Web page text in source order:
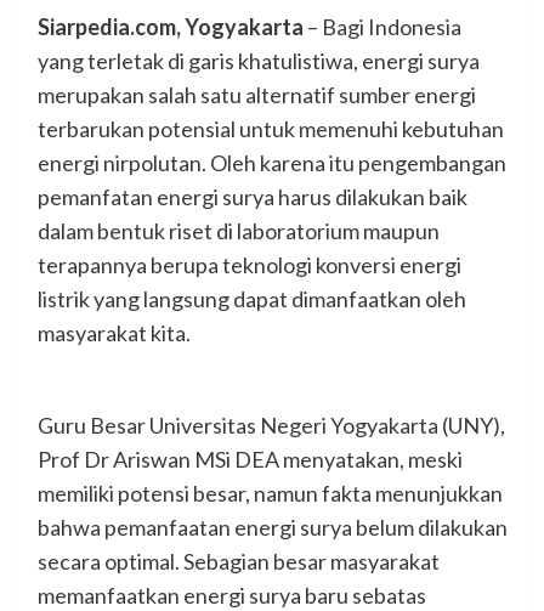
Siarpedia.com, Yogyakarta – Bagi Indonesia
yang terletak di garis khatulistiwa, energi surya
merupakan salah satu alternatif sumber energi
terbarukan potensial untuk memenuhi kebutuhan
energi nirpolutan. Oleh karena itu pengembangan
pemanfatan energi surya harus dilakukan baik
dalam bentuk riset di laboratorium maupun
terapannya berupa teknologi konversi energi
listrik yang langsung dapat dimanfaatkan oleh
masyarakat kita.
Guru Besar Universitas Negeri Yogyakarta (UNY),
Prof Dr Ariswan MSi DEA menyatakan, meski
memiliki potensi besar, namun fakta menunjukkan
bahwa pemanfaatan energi surya belum dilakukan
secara optimal. Sebagian besar masyarakat
memanfaatkan energi surya baru sebatas